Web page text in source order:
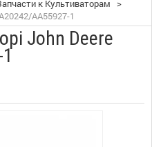
к Культиваторам
>
AA55927-1
John Deere